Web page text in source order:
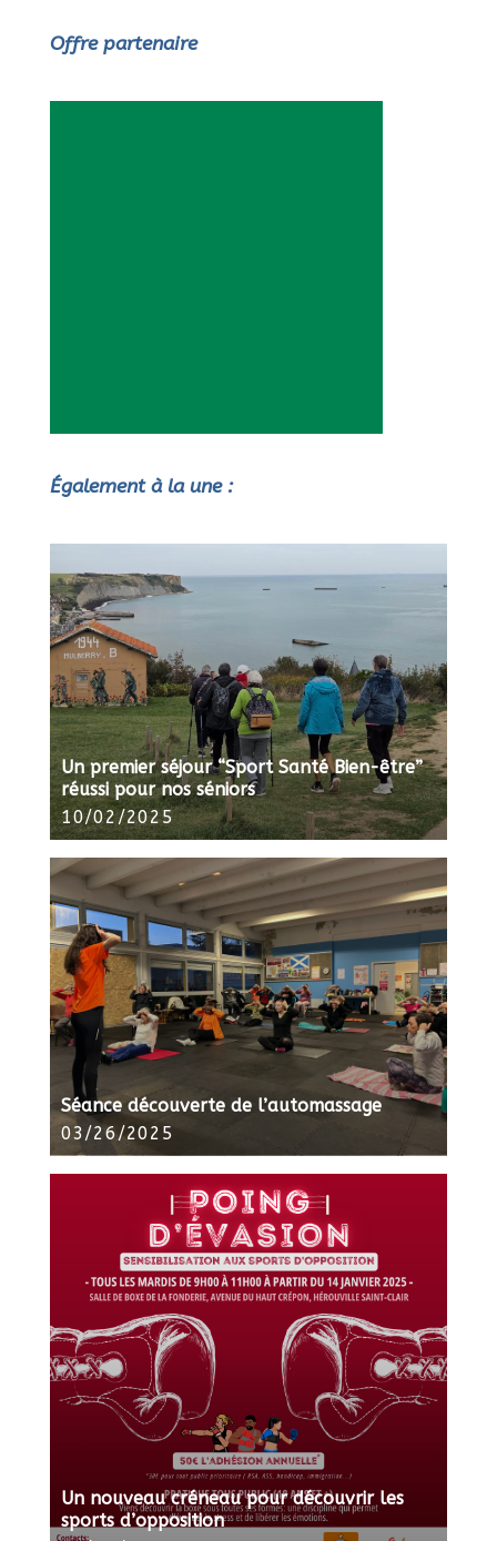
Offre partenaire
Également à la une :
Un premier séjour “Sport Santé Bien-être”
réussi pour nos séniors
10/02/2025
Séance découverte de l’automassage
03/26/2025
Un nouveau créneau pour découvrir les
sports d’opposition